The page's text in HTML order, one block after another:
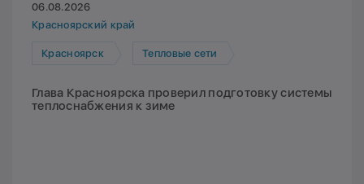
06.08.2026
Красноярский край
Красноярск Тепловые сети
Глава Красноярска проверил подготовку системы
теплоснабжения к зиме